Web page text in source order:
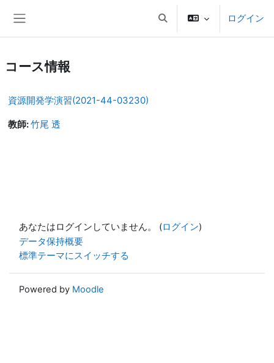
検索入力に切り替えるログイン
コース情報
資源開発学演習(2021-44-03230)
教師:竹尾 透
あなたはログインしていません。 (ログイン)
データ保持概要
標準テーマにスイッチする
Powered by Moodle